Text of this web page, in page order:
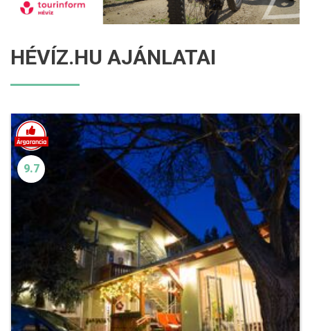
HÉVÍZ.HU AJÁNLATAI
9.7